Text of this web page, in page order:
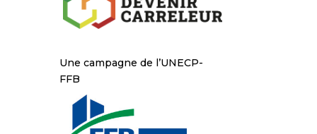
Une campagne de l’UNECP-
FFB